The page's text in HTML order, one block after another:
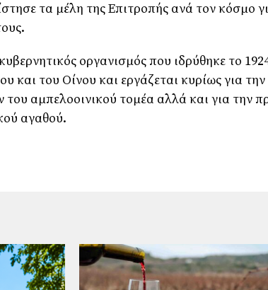
τα μέλη της Επιτροπής ανά τον κόσμο
οργανισμός που ιδρύθηκε το
και του Οίνου και εργάζεται κυρίως για
του αμπελοοινικού τομέα αλλά και για την
αγαθού.